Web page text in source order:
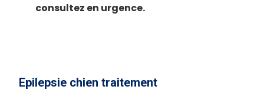
consultez en urgence.
Epilepsie chien traitement